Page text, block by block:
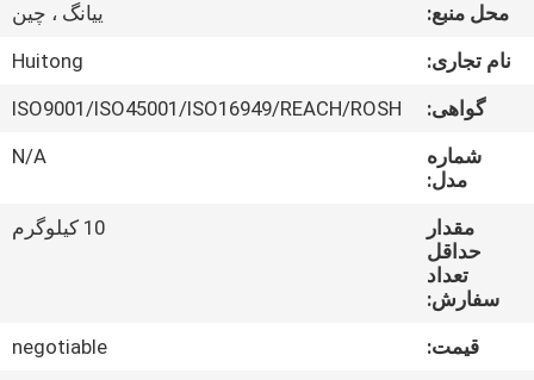
فیلم
های
نمایش
واقعیت
مجازی
محل منبع:
ییانگ ، چین
نام تجاری:
Huitong
گواهی:
ISO9001/ISO45001/ISO16949/REACH/ROSH
شماره
مدل:
N/A
مقدار
حداقل
تعداد
سفارش:
10 کیلوگرم
قیمت:
negotiable